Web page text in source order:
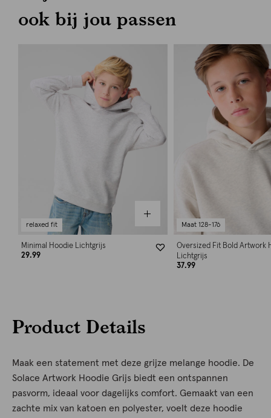
ook bij jou passen
relaxed fit
Minimal Hoodie Lichtgrijs
29.99
Maat 128-176
Oversized Fit Bold Artwork
Lichtgrijs
37.99
Product Details
Maak een statement met deze grijze melange hoodie. De
Solace Artwork Hoodie Grijs biedt een ontspannen
pasvorm, ideaal voor dagelijks comfort. Gemaakt van een
zachte mix van katoen en polyester, voelt deze hoodie